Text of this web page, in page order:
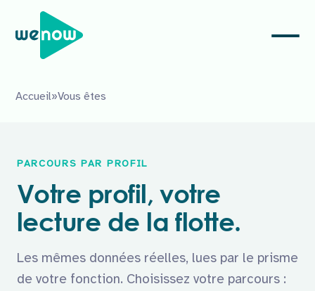
Accueil»Vous êtes
PARCOURS PAR PROFIL
Votre profil, votre
lecture de la flotte.
Les mêmes données réelles, lues par le prisme
de votre fonction. Choisissez votre parcours :